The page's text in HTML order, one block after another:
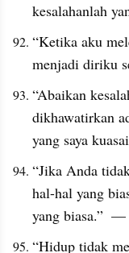
kesalahanlah
“Ketika aku
menjadi diriku
“Abaikan
dikhawatirkan
yang saya
“Jika Anda
hal-hal yang
yang biasa.”  —
“Hidup tidak